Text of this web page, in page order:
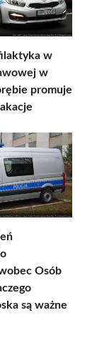
w
w
promuje
Osób
są ważne